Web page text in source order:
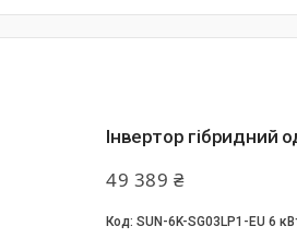
Інвертор гібридний
49 389 ₴
SUN-6K-SG03LP1-EU 6